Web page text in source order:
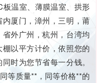
温室、薄膜温室、拱形
厦门，漳州，三明，莆
外广州，杭州，台湾均
以平方计价，依照您的
时为您节省每一分钱。
等质量**，同等价格**的